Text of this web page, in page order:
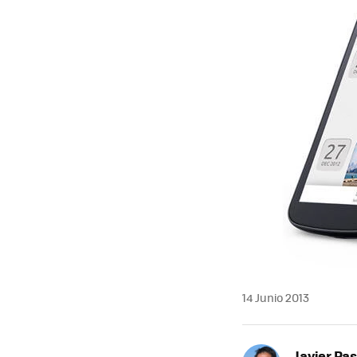
14 Junio 2013